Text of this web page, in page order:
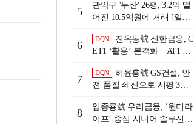
5
관악구 '두산' 26평, 3.2억 떨
어진 10.5억원에 거래 [일일
6
DQN
진옥동號 신한금융, C
ET1 ‘활용’ 본격화···AT1 늘
view]
7
DQN
허윤홍號 GS건설, 안
전·품질 쇄신으로 시평 3위
8
임종룡號 우리금융, ‘원더라
이프’ 중심 시니어 솔루션